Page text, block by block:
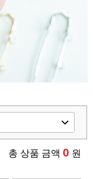
총 상품 금액 0 원